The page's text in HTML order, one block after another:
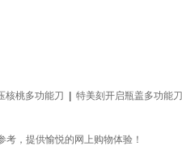
核桃多功能刀 特美刻开启瓶盖多功能刀
，提供愉悦的网上购物体验！